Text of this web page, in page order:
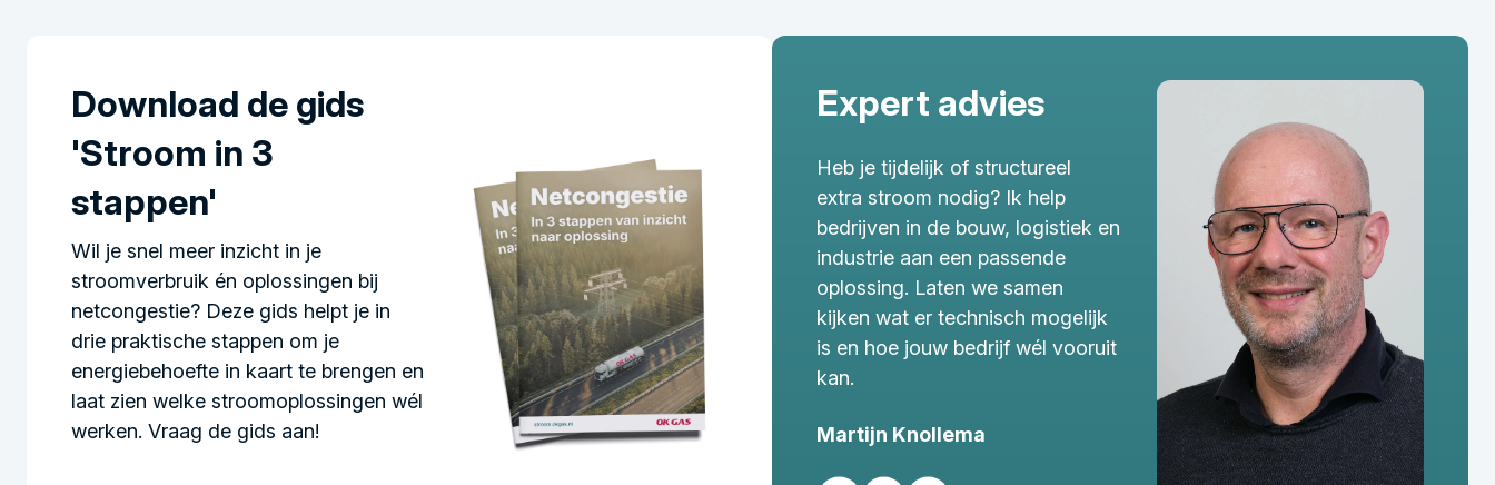
Download de gids
'Stroom in 3
stappen'
Wil je snel meer inzicht in je
stroomverbruik én oplossingen bij
netcongestie? Deze gids helpt je in
drie praktische stappen om je
energiebehoefte in kaart te brengen en
laat zien welke stroomoplossingen wél
werken. Vraag de gids aan!
Expert advies
Heb je tijdelijk of structureel
extra stroom nodig? Ik help
bedrijven in de bouw, logistiek en
industrie aan een passende
oplossing. Laten we samen
kijken wat er technisch mogelijk
is en hoe jouw bedrijf wél vooruit
kan.
Martijn Knollema